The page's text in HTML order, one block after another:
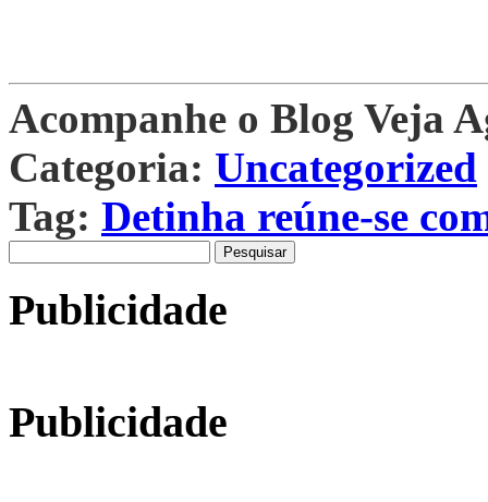
Acompanhe o Blog Veja
Categoria: Uncategorized
Tag: Detinha reúne-se
por:
Publicidade
Publicidade